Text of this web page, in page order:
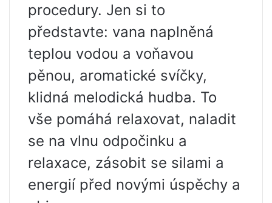
procedury. Jen si to
představte: vana naplněná
teplou vodou a voňavou
pěnou, aromatické svíčky,
klidná melodická hudba. To
vše pomáhá relaxovat, naladit
se na vlnu odpočinku a
relaxace, zásobit se silami a
energií před novými úspěchy a